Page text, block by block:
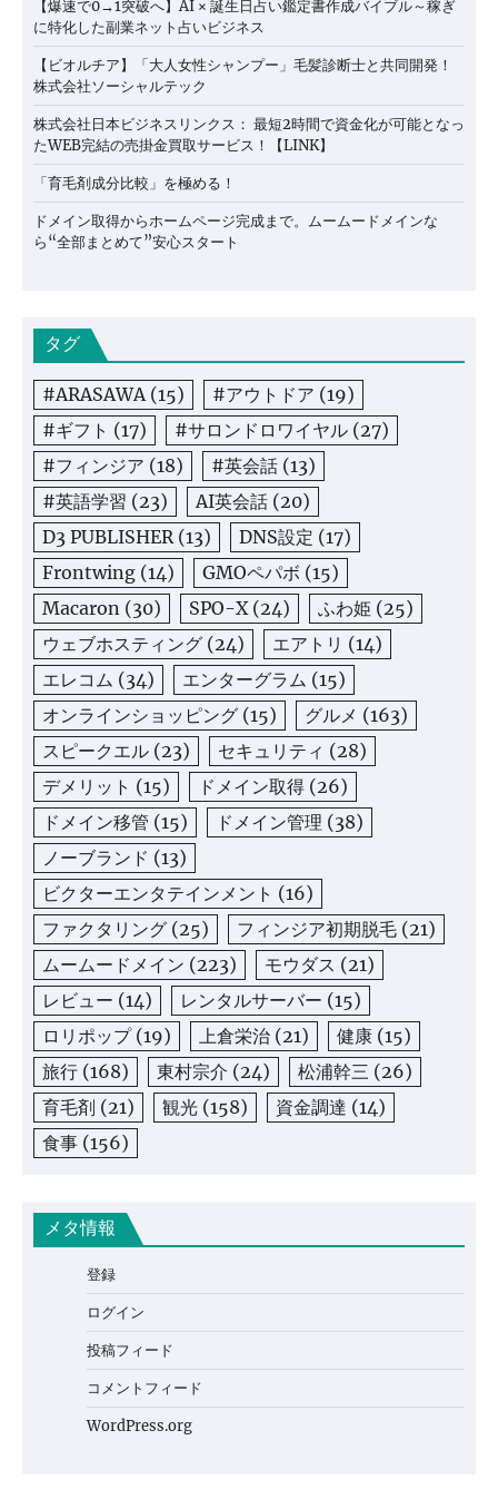
【爆速で0→1突破へ】AI × 誕生日占い鑑定書作成バイブル～稼ぎ
に特化した副業ネット占いビジネス
【ビオルチア】「大人女性シャンプー」毛髪診断士と共同開発！
株式会社ソーシャルテック
株式会社日本ビジネスリンクス： 最短2時間で資金化が可能となっ
たWEB完結の売掛金買取サービス！【LINK】
「育毛剤成分比較」を極める！
ドメイン取得からホームページ完成まで。ムームードメインな
ら“全部まとめて”安心スタート
タグ
#ARASAWA(15) #アウトドア (19)
#ギフト (17) #サロンドロワイヤル (27)
#フィンジア (18) #英会話 (13)
#英語学習 (23) AI英会話 (20)
D3 PUBLISHER(13) DNS設定 (17)
Frontwing (14) GMOペパボ (15)
Macaron (30) SPO-X(24) ふわ姫 (25)
ウェブホスティング (24) エアトリ (14)
エレコム (34) エンターグラム (15)
オンラインショッピング (15) グルメ (163)
スピークエル (23) セキュリティ (28)
デメリット (15) ドメイン取得 (26)
ドメイン移管 (15) ドメイン管理 (38)
ノーブランド (13)
ビクターエンタテインメント (16)
ファクタリング (25) フィンジア初期脱毛 (21)
ムームードメイン (223) モウダス (21)
レビュー (14) レンタルサーバー (15)
ロリポップ(19) 上倉栄治 (21) 健康 (15)
旅行 (168) 東村宗介 (24) 松浦幹三 (26)
育毛剤 (21) 観光 (158) 資金調達 (14)
食事 (156)
メタ情報
登録
ログイン
投稿フィード
コメントフィード
WordPress.org